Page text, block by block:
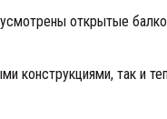
открытые
конструкциями, так и